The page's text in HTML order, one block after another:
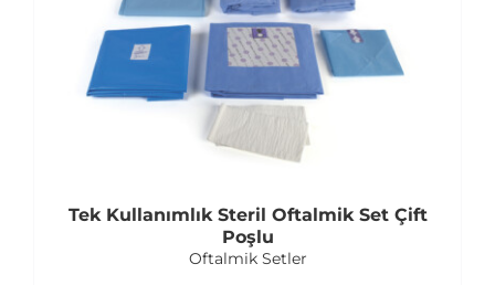
Tek Kullanımlık Steril Oftalmik Set Çift
Poşlu
Oftalmik Setler